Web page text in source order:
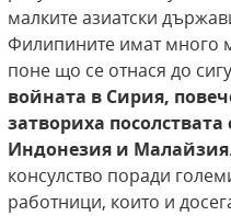
малките азиатски
Филипините имат много
поне що се отнася до
войната в Сирия,
затвориха
Индонезия и
консулство поради
работници, които и